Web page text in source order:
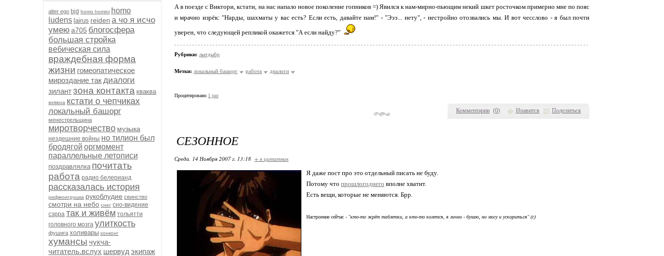
alter ego bjd homo homini homo
ludens lairus reiden а чо я исчо
умею а705 блогосфера
большая стройка
вебическая сила
враждебная форма
жизни гомеопатическое
мироздание такдиалоги
зилантзона контакта кваква
княжна кстати о чепчиках
локальный башорг
менестрельщина
миротворчество музыка
нездешние войны но тилион был
бродягой оргмомент
параллельные летописи
поздравлялка почитать
работа радио белерианд
рассказалась история
рифмоигрушка рукоблудие свинство
смотри на небо снег сно-видение
сэрра так и живём тольятти
головного мозга улиткость
фушига холивары хонконг
хумансы чукча-
читатель.вслух шервуд экипаж
Комментарии (0) Нравится Поделиться
А в поезде с Виктори, кстати, на нас напало новое поколение гопников =) Явился к нам-мирно-пьющим некий шкет росточком примерно мне по пояс
и мрачно изрёк: "Нарды, шахматы у вас есть? Если есть, давайте нам!" - "Эээ... нету", - нестройно отозвались мы. И вот чесслово - я был почти
уверен, что следующей репликой окажется "А если найду?"
Рубрики: лытдыбр
Метки: локальный башорг работа диалоги
Процитировано 1 раз
СЕЗОННОЕ
Среда, 14 Ноября 2007 г. 13:18 + в цитатник
Я даже пост про это отдельный писать не буду.
Потому что прошлогоднего вполне хватит.
Есть вещи, которые не меняются. Брр.
Настроение сейчас - "кто-то жрёт таблетки, а кто-то колется, я лично - бухаю, но могу и ускориться" (с)